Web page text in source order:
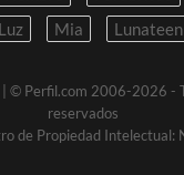
Luz Mia Lunateen
| © Perfil.com 2006-2026 -
reservados
de Propiedad Intelectual: